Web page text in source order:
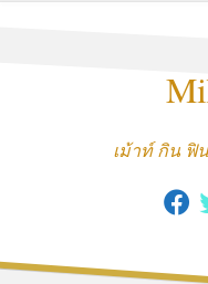
เม้าท์ กิน ฟิ